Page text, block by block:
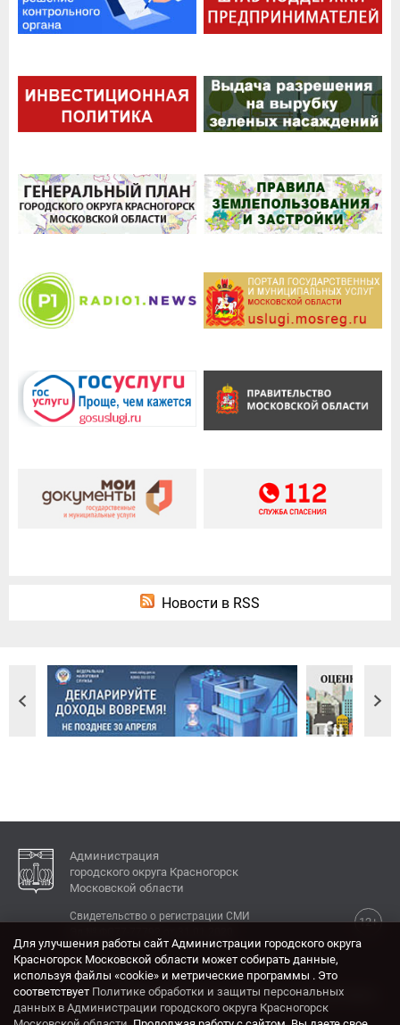
Новости в RSS
Администрация
городского округа Красногорск
Московской области
12+
Свидетельство о регистрации СМИ
КОНТАКТЫ
Адрес: 143404, Московская область, г. Красногорск,
ул. Ленина, дом 4.
Для улучшения работы сайт Администрации городского округа
Красногорск Московской области может собирать данные,
используя файлы «cookie» и метрические программы . Это
соответствует Политике обработки и защиты персональных
данных в Администрации городского округа Красногорск